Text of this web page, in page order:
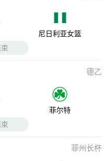
尼日利亚女篮
德乙
菲尔特
菲州长杯